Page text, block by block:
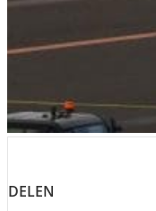
DELEN